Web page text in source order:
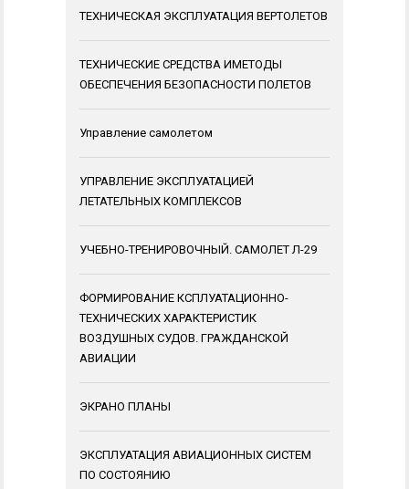
ТЕХНИЧЕСКАЯ ЭКСПЛУАТАЦИЯ ВЕРТОЛЕТОВ
ТЕХНИЧЕСКИЕ СРЕДСТВА ИМЕТОДЫ
ОБЕСПЕЧЕНИЯ БЕЗОПАСНОСТИ ПОЛЕТОВ
Управление самолетом
УПРАВЛЕНИЕ ЭКСПЛУАТАЦИЕЙ
ЛЕТАТЕЛЬНЫХ КОМПЛЕКСОВ
УЧЕБНО-ТРЕНИРОВОЧНЫЙ. САМОЛЕТ Л-29
ФОРМИРОВАНИЕ КСПЛУАТАЦИОННО-
ТЕХНИЧЕСКИХ ХАРАКТЕРИСТИК
ВОЗДУШНЫХ СУДОВ. ГРАЖДАНСКОЙ
АВИАЦИИ
ЭКРАНО ПЛАНЫ
ЭКСПЛУАТАЦИЯ АВИАЦИОННЫХ СИСТЕМ
ПО СОСТОЯНИЮ